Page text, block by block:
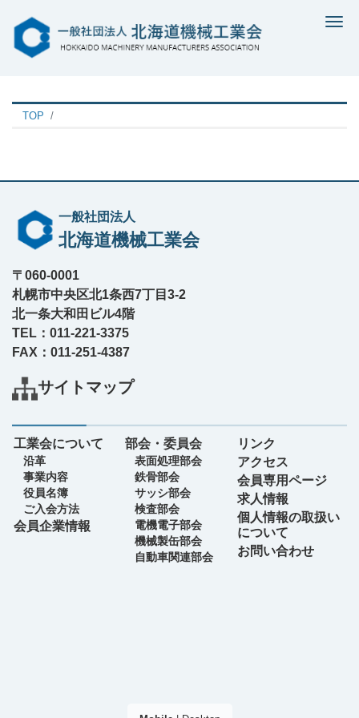
TOP
一般社団法人
北海道機械工業会
〒060-0001
札幌市中央区北1条西7丁目3-2
北一条大和田ビル4階
TEL：011-221-3375
FAX：011-251-4387
サイトマップ
工業会について
沿革
事業内容
役員名簿
ご入会方法
会員企業情報
部会・委員会
表面処理部会
鉄骨部会
サッシ部会
検査部会
電機電子部会
機械製缶部会
自動車関連部会
リンク
アクセス
会員専用ページ
求人情報
個人情報の取扱い
について
お問い合わせ